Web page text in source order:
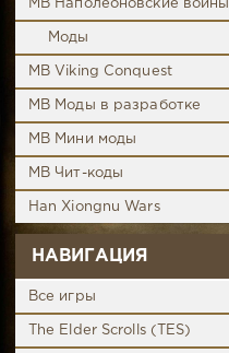
MB Наполеоновские войны
Моды
MB Viking Conquest
MB Моды в разработке
MB Мини моды
MB Чит-коды
Han Xiongnu Wars
НАВИГАЦИЯ
Все игры
The Elder Scrolls (TES)